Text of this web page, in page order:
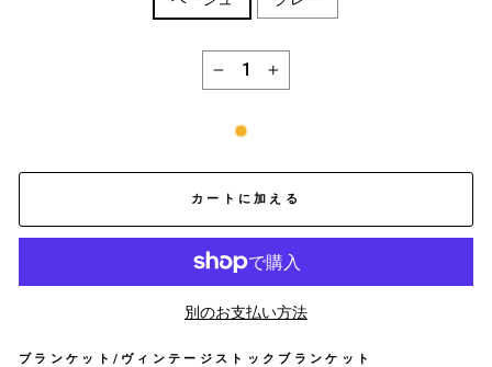
+
カートに加える
別のお支払い方法
ブランケット/ヴィンテージストックブランケット